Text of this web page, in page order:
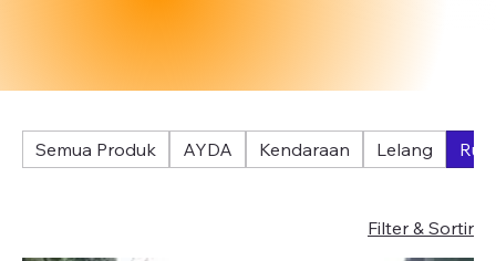
Semua Produk AYDA Kendaraan Lelang
Filter & Sortir